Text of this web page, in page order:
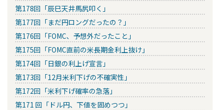
第178回「辰巳天井馬尻叩く」
第177回「まだ円ロングだったの？」
第176回「FOMC、予想外だったこと」
第175回「FOMC直前の米長期金利上抜け」
第174回「日銀の利上げ宣言」
第173回「12月米利下げの不確実性」
第172回「米利下げ確率の急落」
第171 回「ドル円、下値を固めつつ」